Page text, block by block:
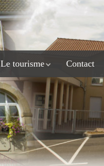
Le tourisme Contact